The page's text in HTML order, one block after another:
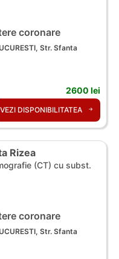
coronare
Str. Sfanta
2600 lei
VEZI DISPONIBILITATEA
Rizea
(CT) cu subst.
coronare
Str. Sfanta